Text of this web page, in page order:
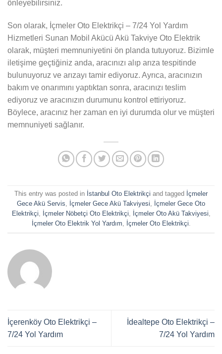
önleyebilirsiniz.
Son olarak, İçmeler Oto Elektrikçi – 7/24 Yol Yardım
Hizmetleri Sunan Mobil Akücü Akü Takviye Oto Elektrik
olarak, müşteri memnuniyetini ön planda tutuyoruz. Bizimle
iletişime geçtiğiniz anda, aracınızı alıp arıza tespitinde
bulunuyoruz ve arızayı tamir ediyoruz. Ayrıca, aracınızın
bakım ve onarımını yaptıktan sonra, aracınızı teslim
ediyoruz ve aracınızın durumunu kontrol ettiriyoruz.
Böylece, aracınız her zaman en iyi durumda olur ve müşteri
memnuniyeti sağlanır.
This entry was posted in İstanbul Oto Elektrikçi and tagged İçmeler
Gece Akü Servis, İçmeler Gece Akü Takviyesi, İçmeler Gece Oto
Elektrikçi, İçmeler Nöbetçi Oto Elektrikçi, İçmeler Oto Akü Takviyesi,
İçmeler Oto Elektrik Yol Yardım, İçmeler Oto Elektrikçi.
İçerenköy Oto Elektrikçi –
7/24 Yol Yardım
İdealtepe Oto Elektrikçi –
7/24 Yol Yardım